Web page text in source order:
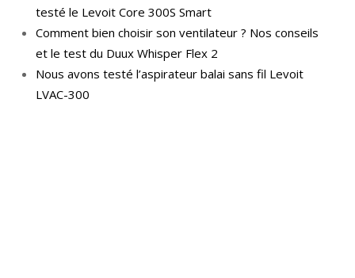
testé le Levoit Core 300S Smart
Comment bien choisir son ventilateur ? Nos conseils
et le test du Duux Whisper Flex 2
Nous avons testé l’aspirateur balai sans fil Levoit
LVAC-300